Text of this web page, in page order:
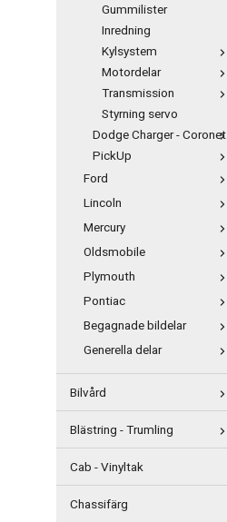
Gummilister
Inredning
Kylsystem
Motordelar
Transmission
Styrning servo
Dodge Charger - Coronet
PickUp
Ford
Lincoln
Mercury
Oldsmobile
Plymouth
Pontiac
Begagnade bildelar
Generella delar
Bilvård
Blästring - Trumling
Cab - Vinyltak
Chassifärg